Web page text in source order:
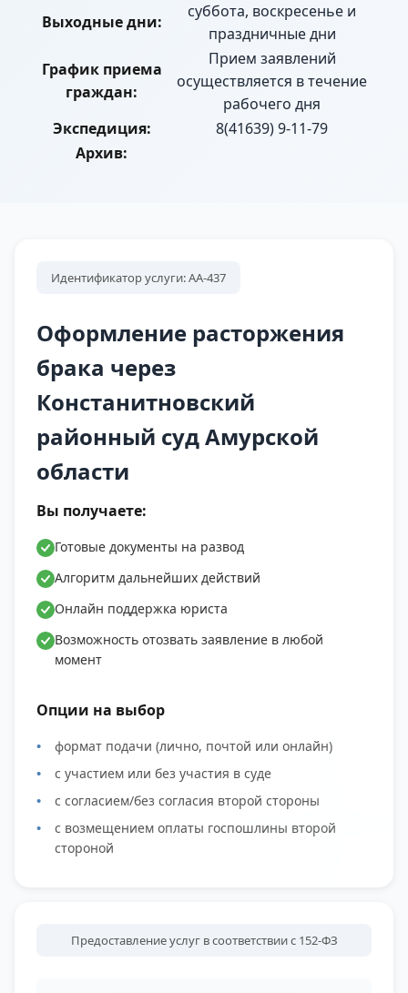
Выходные дни:
суббота, воскресенье и
праздничные дни
График приема
граждан:
Прием заявлений
осуществляется в течение
рабочего дня
Экспедиция:
8(41639) 9-11-79
Архив:
Идентификатор услуги: АА-437
Оформление расторжения
брака через
Констанитновский
районный суд Амурской
области
Вы получаете:
Готовые документы на развод
Алгоритм дальнейших действий
Онлайн поддержка юриста
Возможность отозвать заявление в любой
момент
Опции на выбор
формат подачи (лично, почтой или онлайн)
с участием или без участия в суде
с согласием/без согласия второй стороны
с возмещением оплаты госпошлины второй
стороной
Предоставление услуг в соответствии с 152-ФЗ